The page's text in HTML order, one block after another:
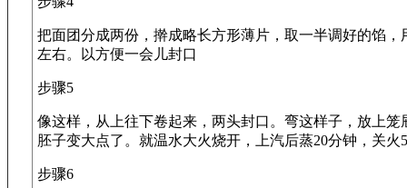
把面团分成两份，擀成略长方形薄片，取一半调好的馅
左右。以方便一会儿封口
步骤5
像这样，从上往下卷起来，两头封口。弯这样子，放上
胚子变大点了。就温水大火烧开，上汽后蒸20分钟，关火
步骤6